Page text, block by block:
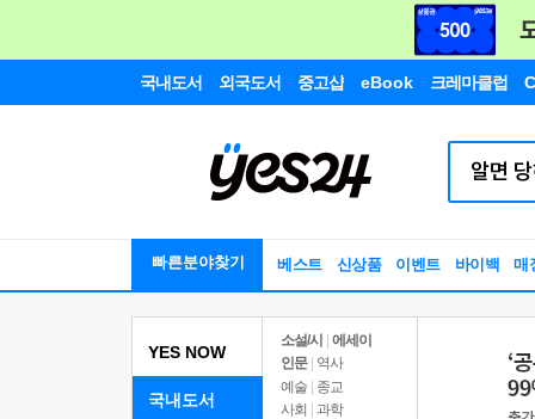
국내도서 외국도서 중고샵 eBook 크레마클럽
빠른분야찾기 베스트 신상품 이벤트 바이백 매
YES NOW
국내도서
소설/시
에세이
인문
역사
예술 | 종교
사회 | 과학